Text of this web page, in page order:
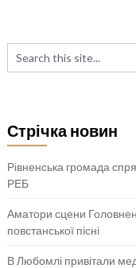
Стрічка новин
Рівненська громада
РЕБ
Аматори сцени
повстанської пісні
В Любомлі привітали